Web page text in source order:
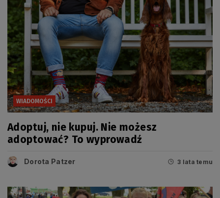
WIADOMOŚCI
Adoptuj, nie kupuj. Nie możesz
adoptować? To wyprowadź
Dorota Patzer 3 lata temu